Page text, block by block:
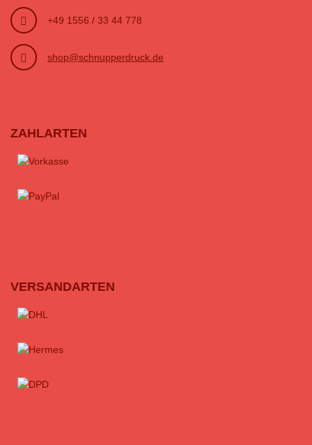
+49 1556 / 33 44 778
shop@schnupperdruck.de
ZAHLARTEN
VERSANDARTEN